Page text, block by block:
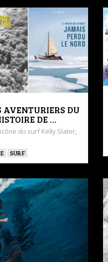
AVENTURIERS DU
DE …
du surf Kelly Slater,
SURF